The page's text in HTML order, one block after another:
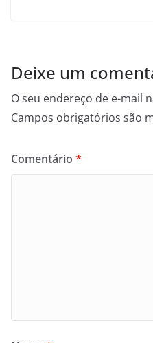
Deixe um
O seu endereço de e-mail
Campos obrigatórios são
Comentário *